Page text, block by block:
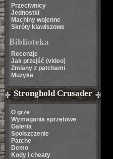
Przeciwnicy
Jednostki
Machiny wojenne
Skróty klawiszowe
Biblioteka
Recenzje
Jak przejść (video)
Zmiany z patchami
Muzyka
Stronghold Crusader
O grze
Wymagania sprzętowe
Galeria
Spolszczenie
Patche
Demo
Kody i cheaty